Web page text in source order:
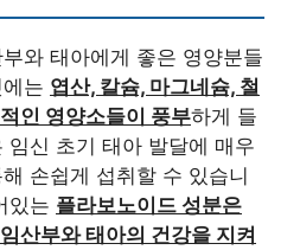
와 태아에게 좋은 영양분들
는 엽산, 칼슘, 마그네슘, 철
인 영양소들이 풍부하게 들
임신 초기 태아 발달에 매우
손쉽게 섭취할 수 있습니
있는 플라보노이드 성분은
산부와 태아의 건강을 지켜